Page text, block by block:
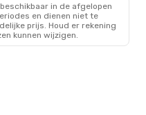
in de afgelopen
en dienen niet te
prijs. Houd er rekening
kunnen wijzigen.